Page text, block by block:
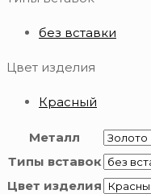
без вставки
Цвет изделия
Красный
Металл
Типы вставок
Цвет изделия